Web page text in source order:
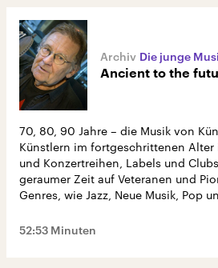
Die junge
Ancient to the
70, 80, 90 Jahre – die Musik von
Künstlern im fortgeschrittenen Alter
und Konzertreihen, Labels und
geraumer Zeit auf Veteranen und
Genres, wie Jazz, Neue Musik, Pop
52:53 Minuten